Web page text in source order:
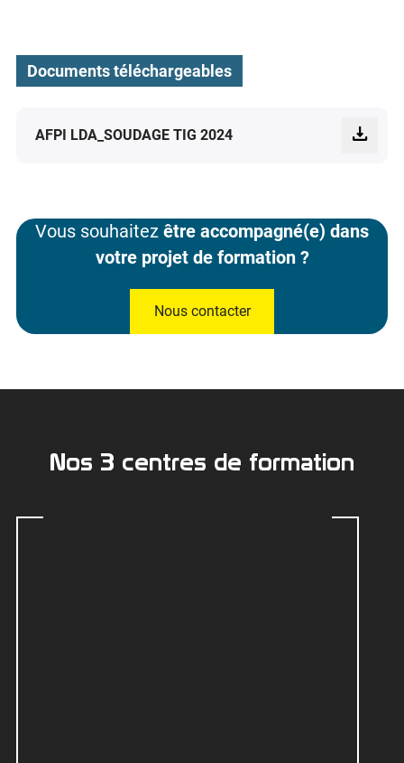
Documents téléchargeables
AFPI LDA_SOUDAGE TIG 2024
Vous souhaitez être accompagné(e) dans
votre projet de formation ?
Nous contacter
Nos 3 centres de formation